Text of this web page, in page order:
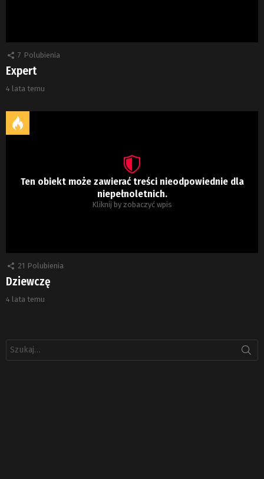
7 Polubienia
Expert
4 lata temu
Ten obiekt może zawierać treści nieodpowiednie dla
niepełnoletnich.
Kliknij by zobaczyć wpis
21 Polubienia
Dziewczę
4 lata temu